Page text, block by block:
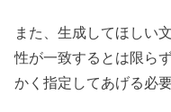
また、生成してほしい
性が一致するとは限ら
かく指定してあげる必